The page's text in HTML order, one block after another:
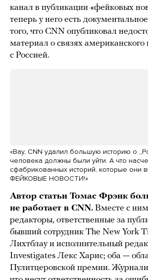
канал в публикации «фейковых
теперь у него есть
того, что CNN опубликовал
материал о связях американского
с Россией.
«Вау, CNN удалил большую историю о
человека должны были уйти. А что
сфабрикованных историй, которые они
ФЕЙКОВЫЕ НОВОСТИ!»
Автор статьи Томас Фрэнк
не работает в CNN. Вместе с ним
редакторы, ответственные за
бывший сотрудник The New York
Лихтблау и исполнительный
Investigates Лекс Харис; оба —
Пулитцеровской премии.